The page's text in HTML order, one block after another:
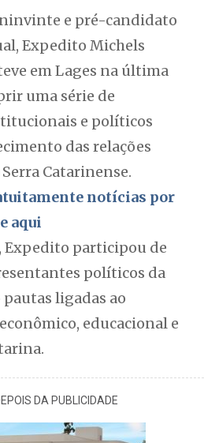
e pré-candidato
Expedito Michels
em Lages na última
uma série de
e políticos
das relações
Catarinense.
notícias por
aqui
Expedito participou de
políticos da
ligadas ao
educacional e
DA PUBLICIDADE